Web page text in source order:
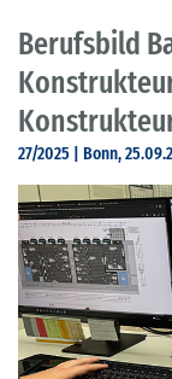
Berufsbild
27/2025 | Bonn,